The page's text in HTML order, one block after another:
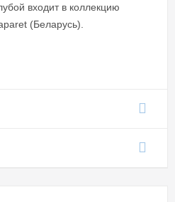
входит в коллекцию
(Беларусь).